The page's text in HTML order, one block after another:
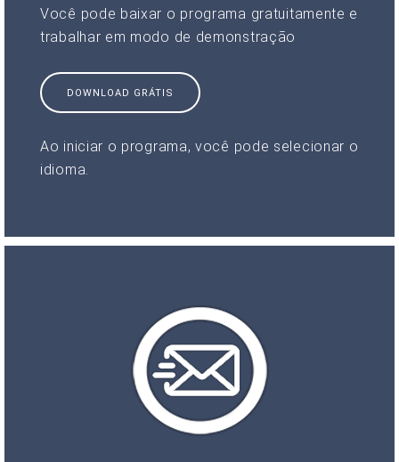
Você pode baixar o programa gratuitamente e
trabalhar em modo de demonstração
DOWNLOAD GRÁTIS
Ao iniciar o programa, você pode selecionar o
idioma.